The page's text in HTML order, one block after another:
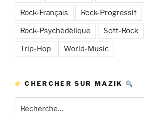
Rock-Français Rock-Progressif
Rock-Psychédélique Soft-Rock
Trip-Hop World-Music
CHERCHER SUR MAZIK
pour